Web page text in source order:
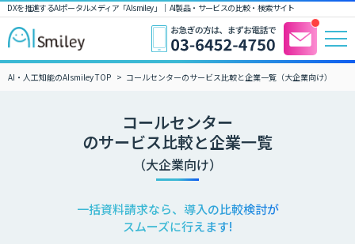
DXを推進するAIポータルメディア「AIsmiley」｜ AI製品・サービスの比較・検索サイト
AI・人工知能のAIsmiley TOP コールセンターのサービス比較と企業一覧（大企業向け）
コールセンター
のサービス比較と企業一覧
（大企業向け）
一括資料請求なら、導入の比較検討が
スムーズに行えます!